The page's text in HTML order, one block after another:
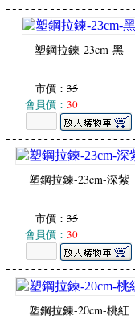
塑鋼拉鍊-23cm-黑
市價： 35
會員價： 30
塑鋼拉鍊-23cm-深紫
市價： 35
會員價： 30
塑鋼拉鍊-20cm-桃紅